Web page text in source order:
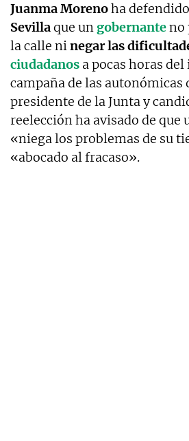
Juanma Morenoha
Sevillaque un gobernanteno
la calle ninegar las
ciudadanos a pocas horas
campaña de las autonómicas
presidente de la Junta y
reelección ha avisado de que
«niega los problemas de su
«abocado al fracaso».